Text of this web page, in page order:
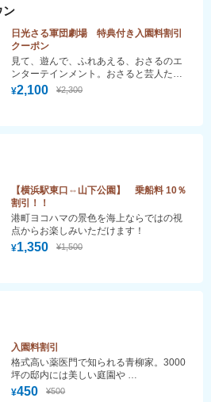
ン
日光さる軍団劇場 特典付き入園料割引
クーポン
¥2,100 ¥2,300
見て、遊んで、ふれあえる、おさるのエ
ンターテインメント。おさると芸人たち
が繰り広げる面白くてかわいいコントに
曲芸、多彩なアトラクションが盛りだく
【横浜駅東口⇔山下公園】 乗船料 10％
割引！！
¥1,350 ¥1,500
港町ヨコハマの景色を海上ならではの視
点からお楽しみいただけます！
入園料割引
¥450 ¥500
格式高い薬医門で知られる青柳家。3000
坪の邸内には美しい庭園や
6つの資料館があり、貴重な品々約3万点